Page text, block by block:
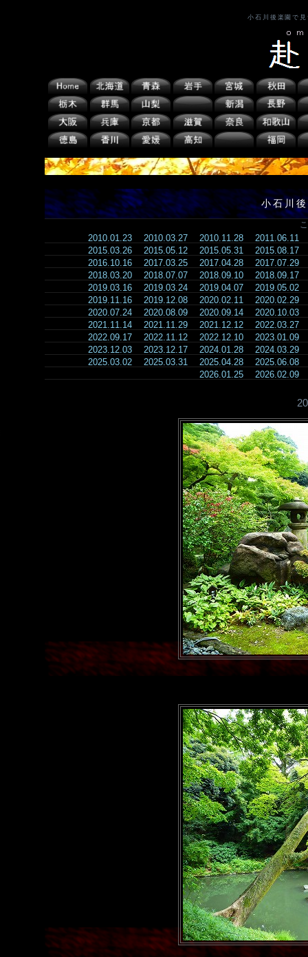
小石川後楽園で
小石川
2010.01.23 2010.03.27 2010.11.28
2011.06.11
2015.03.26
2015.05.12 2015.05.31
2015.08.17
2016.10.16
2017.03.25 2017.04.28
2017.07.29
2018.03.20
2018.07.07 2018.09.10
2018.09.17
2019.03.16
2019.03.24 2019.04.07
2019.05.02
2019.11.16
2019.12.08 2020.02.11
2020.02.29
2020.07.24
2020.08.09 2020.09.14
2020.10.03
2021.11.14
2021.11.29 2021.12.12
2022.03.27
2022.09.17
2022.11.12 2022.12.10
2023.01.09
2023.12.03
2023.12.17 2024.01.28
2024.03.29
2025.03.02
2025.03.31 2025.04.28
2025.06.08
2026.01.25
2026.02.09